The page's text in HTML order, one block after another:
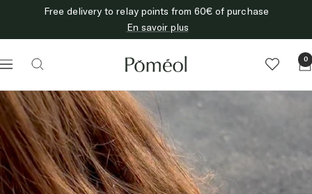
content
Free delivery to relay points from 60€ of purchase
En savoir plus
Navigation
Poméol 0